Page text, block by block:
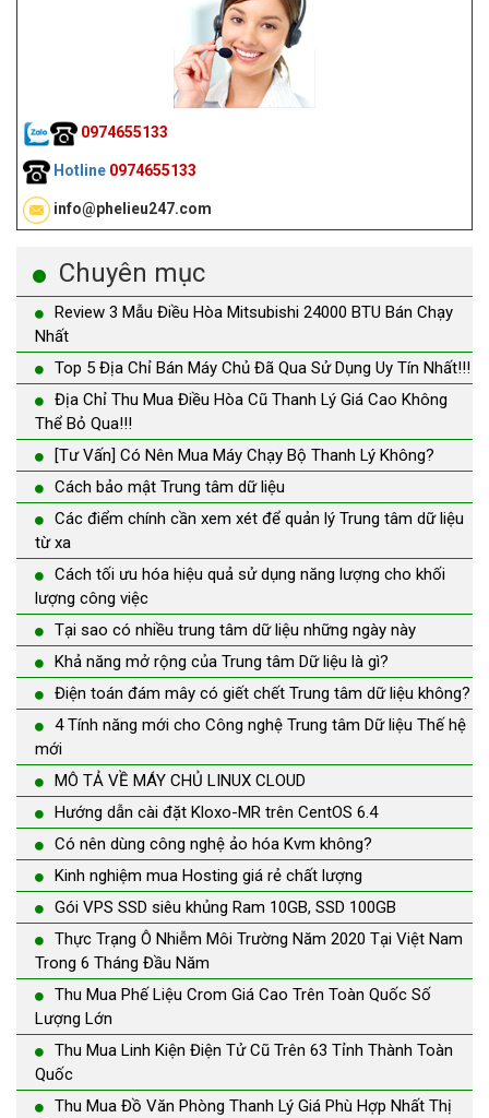
0974655133
Hotline 0974655133
info@phelieu247.com
Chuyên mục
Review 3 Mẫu Điều Hòa Mitsubishi 24000 BTU Bán Chạy
Nhất
Top 5 Địa Chỉ Bán Máy Chủ Đã Qua Sử Dụng Uy Tín Nhất!!!
Địa Chỉ Thu Mua Điều Hòa Cũ Thanh Lý Giá Cao Không
Thể Bỏ Qua!!!
[Tư Vấn] Có Nên Mua Máy Chạy Bộ Thanh Lý Không?
Cách bảo mật Trung tâm dữ liệu
Các điểm chính cần xem xét để quản lý Trung tâm dữ liệu
từ xa
Cách tối ưu hóa hiệu quả sử dụng năng lượng cho khối
lượng công việc
Tại sao có nhiều trung tâm dữ liệu những ngày này
Khả năng mở rộng của Trung tâm Dữ liệu là gì?
Điện toán đám mây có giết chết Trung tâm dữ liệu không?
4 Tính năng mới cho Công nghệ Trung tâm Dữ liệu Thế hệ
mới
MÔ TẢ VỀ MÁY CHỦ LINUX CLOUD
Hướng dẫn cài đặt Kloxo-MR trên CentOS 6.4
Có nên dùng công nghệ ảo hóa Kvm không?
Kinh nghiệm mua Hosting giá rẻ chất lượng
Gói VPS SSD siêu khủng Ram 10GB, SSD 100GB
Thực Trạng Ô Nhiễm Môi Trường Năm 2020 Tại Việt Nam
Trong 6 Tháng Đầu Năm
Thu Mua Phế Liệu Crom Giá Cao Trên Toàn Quốc Số
Lượng Lớn
Thu Mua Linh Kiện Điện Tử Cũ Trên 63 Tỉnh Thành Toàn
Quốc
Thu Mua Đồ Văn Phòng Thanh Lý Giá Phù Hợp Nhất Thị